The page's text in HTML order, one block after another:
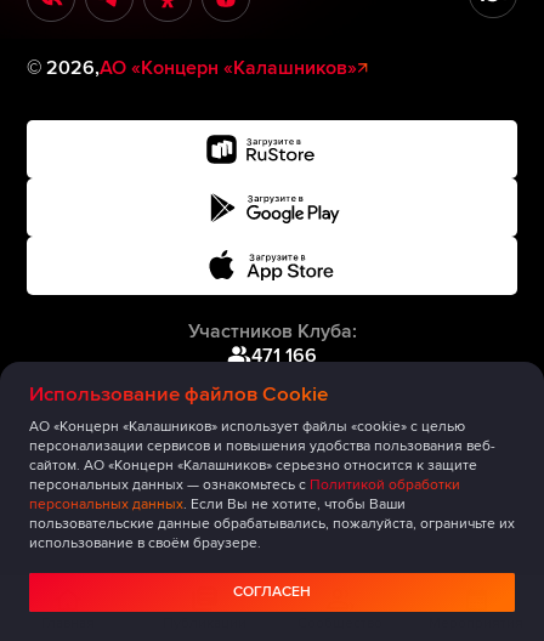
Использование файлов Cookie
АО «Концерн «Калашников» использует файлы «cookie» с целью
персонализации сервисов и повышения удобства пользования веб-
сайтом. АО «Концерн «Калашников» серьезно относится к защите
персональных данных — ознакомьтесь с Политикой обработки
персональных данных. Если Вы не хотите, чтобы Ваши
пользовательские данные обрабатывались, пожалуйста, ограничьте их
использование в своём браузере.
СОГЛАСЕН
©2026,АО «Концерн «Калашников»
Участников Клуба:
471 166